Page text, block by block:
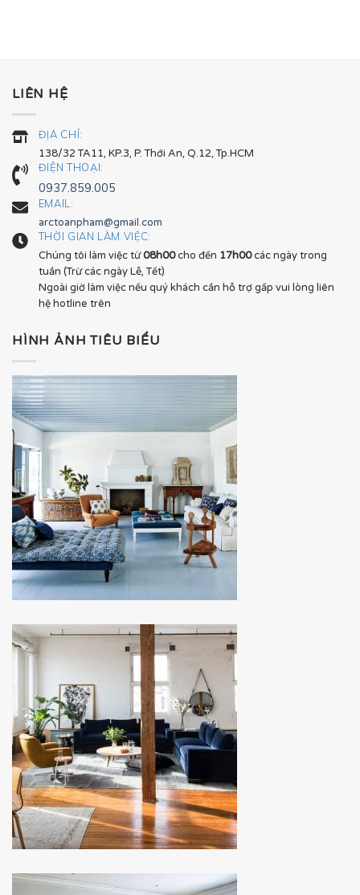
LIÊN HỆ
ĐỊA CHỈ:
138/32 TA11, KP.3, P. Thới An, Q.12, Tp.HCM
ĐIỆN THOẠI:
0937.859.005
EMAIL:
arctoanpham@gmail.com
THỜI GIAN LÀM VIỆC:
Chúng tôi làm việc từ08h00cho đến 17h00các ngày trong
tuần (Trừ các ngày Lễ, Tết)
Ngoài giờ làm việc nếu quý khách cần hỗ trợ gấp vui lòng liên
hệ hotline trên
HÌNH ẢNH TIÊU BIỂU